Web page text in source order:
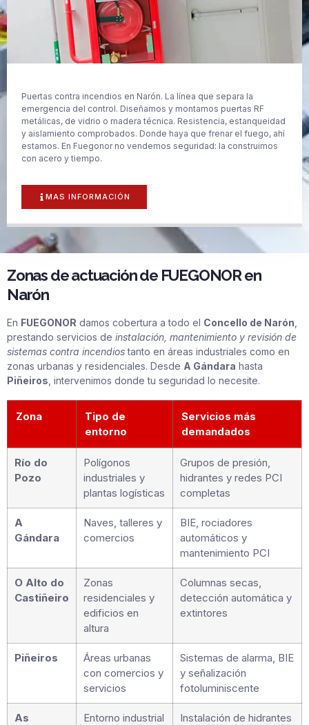
Puertas contra incendios en Narón. La línea que separa la
emergencia del control. Diseñamos y montamos puertas RF
metálicas, de vidrio o madera técnica. Resistencia, estanqueidad
y aislamiento comprobados. Donde haya que frenar el fuego, ahí
estamos. En Fuegonor no vendemos seguridad: la construimos
con acero y tiempo.
MAS INFORMACIÓN
Zonas de actuación de FUEGONOR en
Narón
En FUEGONOR damos cobertura a todo el Concello de Narón
prestando servicios de instalación, mantenimiento y revisión de
sistemas contra incendiostanto en áreas industriales como en
zonas urbanas y residenciales. Desde A Gándara hasta
Piñeiros , intervenimos donde tu seguridad lo necesite.
Zona
Tipo de
entorno
Servicios más
demandados
Río do
Pozo
Polígonos
industriales y
plantas logísticas
Grupos de presión,
hidrantes y redes PCI
completas
A
Gándara
Naves, talleres y
comercios
BIE, rociadores
automáticos y
mantenimiento PCI
O Alto do
Castiñeiro
Zonas
residenciales y
edificios en
altura
Columnas secas,
detección automática y
extintores
Piñeiros
Áreas urbanas
con comercios y
servicios
Sistemas de alarma, BIE
y señalización
fotoluminiscente
As
Entorno industrial
Instalación de hidrantes